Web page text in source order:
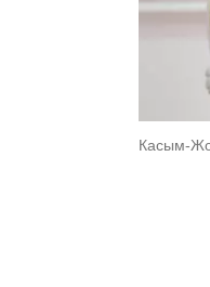
Касым-